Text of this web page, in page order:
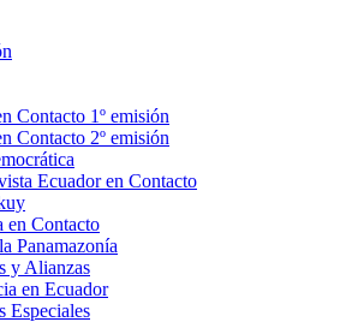
Contacto 1º emisión
Contacto 2º emisión
Ecuador en Contacto
en Contacto
Panamazonía
y Alianzas
en Ecuador
Especiales